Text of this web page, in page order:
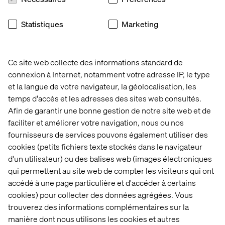
Ce site web collecte des informations standard de
connexion à Internet, notamment votre adresse IP, le type
et la langue de votre navigateur, la géolocalisation, les
temps d'accès et les adresses des sites web consultés.
Afin de garantir une bonne gestion de notre site web et de
faciliter et améliorer votre navigation, nous ou nos
fournisseurs de services pouvons également utiliser des
cookies (petits fichiers texte stockés dans le navigateur
d'un utilisateur) ou des balises web (images électroniques
qui permettent au site web de compter les visiteurs qui ont
accédé à une page particulière et d'accéder à certains
cookies) pour collecter des données agrégées. Vous
trouverez des informations complémentaires sur la
manière dont nous utilisons les cookies et autres
Statistiques Marketing
des caractéristiques plus représentatives telles que les
numériques. Cette approche se caractérise par
l'ouverture, la collaboration et une réactivité rapide aux
informations qui se présentent. Nous avons utilisé des
méthodes éprouvées telles que les "stand-ups" (brèves
réunions quotidiennes sur l'état d'avancement du projet),
les "sprints" (efforts étroitement planifiés et limités dans
le temps) et les "swarms" (lorsque les membres de
l'équipe se focalisent sur un problème épineux pour le
résoudre rapidement).
Contexte, enjeux et opportunités
En cours de route, le projet a rencontré quelques
difficultés. En particulier, certains fournisseurs de points
de charge n'ont pas voulu partager leurs données,